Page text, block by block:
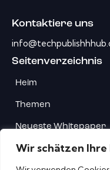
Wir schätzen Ihre
Kontaktiere uns
Seitenverzeichnis
Heim
Themen
Neueste Whitepaper
Unternehmen AZ